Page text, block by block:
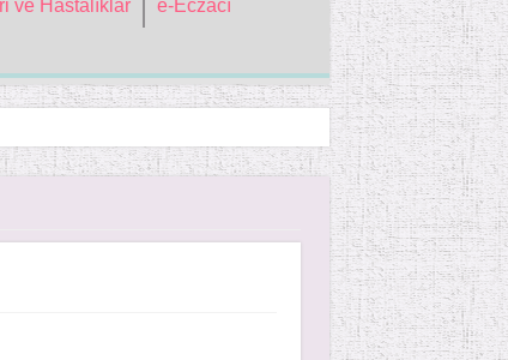
ve Hastalıklar e-Eczacı